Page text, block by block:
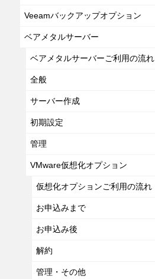
Veeamバックアップオプション
ベアメタルサーバー
ベアメタルサーバーご利用の流れ
全般
サーバー作成
初期設定
管理
VMware仮想化オプション
仮想化オプションご利用の流れ
お申込みまで
お申込み後
解約
管理・その他